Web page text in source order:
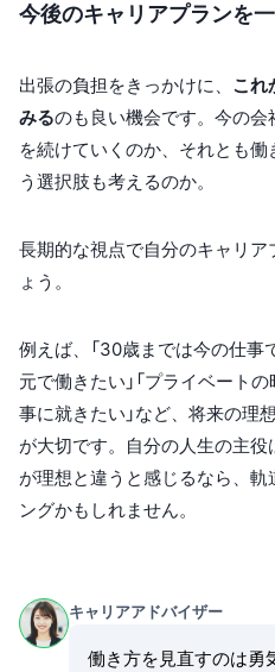
今後のキャリアプランを
出張の負担をきっかけに、 これ
みるのも良い機会です。今の
を続けていくのか、それとも
う選択肢も考えるのか。
長期的な視点で自分のキャリ
ょう。
例えば、「30歳までは今の仕
元で働きたい」「プライベート
事に就きたい」など、将来の理
が大切です。自分の人生の主
が理想と違うと感じるなら、軌
ングかもしれません。
キャリアアドバイザー
働き方を見直すのは勇